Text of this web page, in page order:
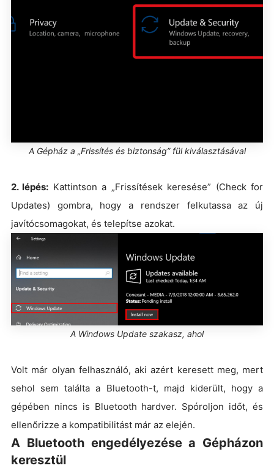
A Gépház a „Frissítés és biztonság” fül kiválasztásával
2. lépés: Kattintson a „Frissítések keresése” (Check for
Updates) gombra, hogy a rendszer felkutassa az új
javítócsomagokat, és telepítse azokat.
A Windows Update szakasz, ahol
Volt már olyan felhasználó, aki azért keresett meg, mert
sehol sem találta a Bluetooth-t, majd kiderült, hogy a
gépében nincs is Bluetooth hardver. Spóroljon időt, és
ellenőrizze a kompatibilitást már az elején.
A Bluetooth engedélyezése a Gépházon
keresztül